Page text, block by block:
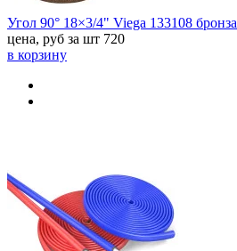
Угол 90° 18×3/4" Viega 133108 бронза
цена, руб за шт 720
в корзину